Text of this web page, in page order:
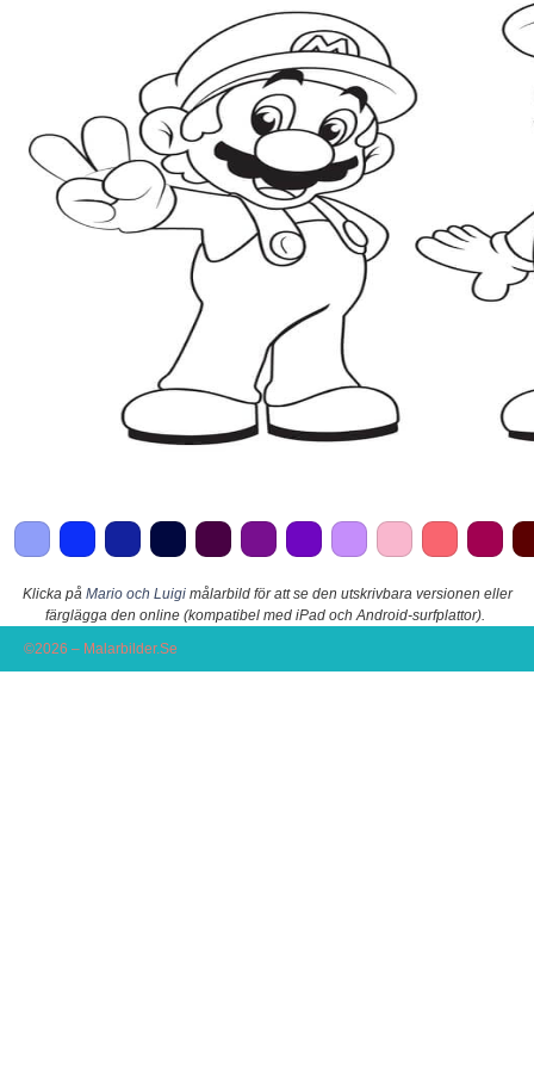
Klicka på Mario och Luigimålarbild för att se den utskrivbara versionen eller
färglägga den online (kompatibel med iPad och Android-surfplattor).
©2026 – Malarbilder.Se